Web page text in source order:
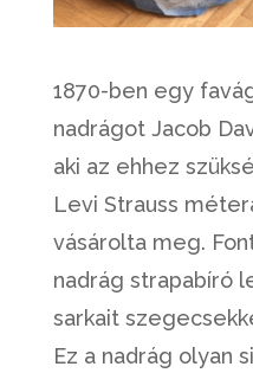
1870-ben egy
nadrágot Jacob
aki az ehhez
Levi Strauss
vásárolta meg.
nadrág strapabíró
sarkait
Ez a nadrág olyan